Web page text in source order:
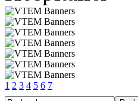
1 2 3 4 5 6 7